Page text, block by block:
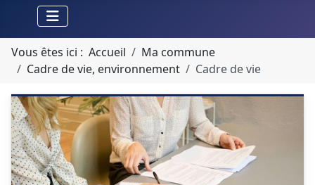
Vous êtes ici : Accueil
Ma commune
Cadre de vie, environnement
Cadre de vie